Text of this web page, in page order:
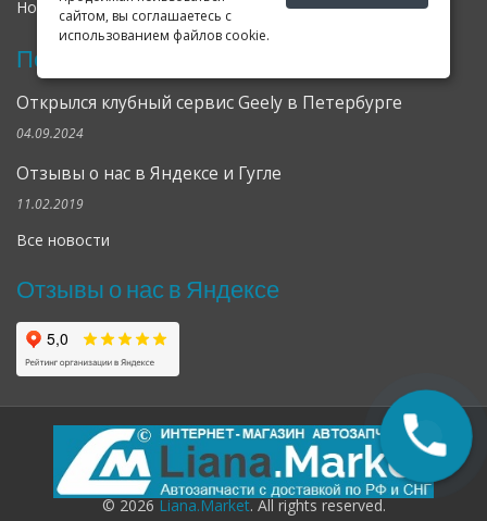
сайтом, вы соглашаетесь с
использованием файлов cookie.
Новости
Оферта Соглашение
Последние новости
Открылся клубный сервис Geely в Петербурге
04.09.2024
Отзывы о нас в Яндексе и Гугле
11.02.2019
Все новости
Отзывы о нас в Яндексе
© 2026Liana.Market. All rights reserved.